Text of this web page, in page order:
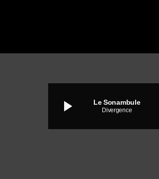
play_arrow Le Sonambule
Divergence